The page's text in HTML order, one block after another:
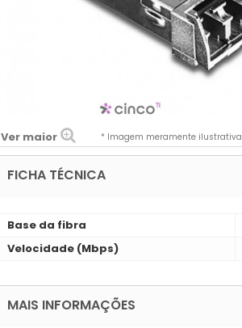
Ver maior * Imagem meramente ilustrativa
FICHA TÉCNICA
Base da fibra
Velocidade (Mbps)
MAIS INFORMAÇÕES